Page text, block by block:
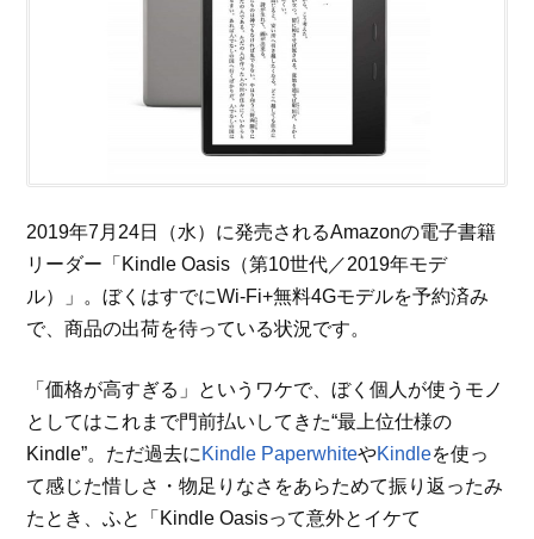
2019年7月24日（水）に発売されるAmazonの電子書籍
リーダー「Kindle Oasis（第10世代／2019年モデ
ル）」。ぼくはすでにWi-Fi+無料4Gモデルを予約済み
で、商品の出荷を待っている状況です。
「価格が高すぎる」というワケで、ぼく個人が使うモノ
としてはこれまで門前払いしてきた“最上位仕様の
Kindle”。ただ過去に Kindle PaperwhiteやKindleを使っ
て感じた惜しさ・物足りなさをあらためて振り返ったみ
たとき、ふと「Kindle Oasisって意外とイケて